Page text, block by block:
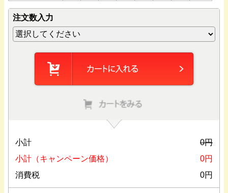
注文数入力
小計 0円
小計（キャンペーン価格）
0円
消費税
0円